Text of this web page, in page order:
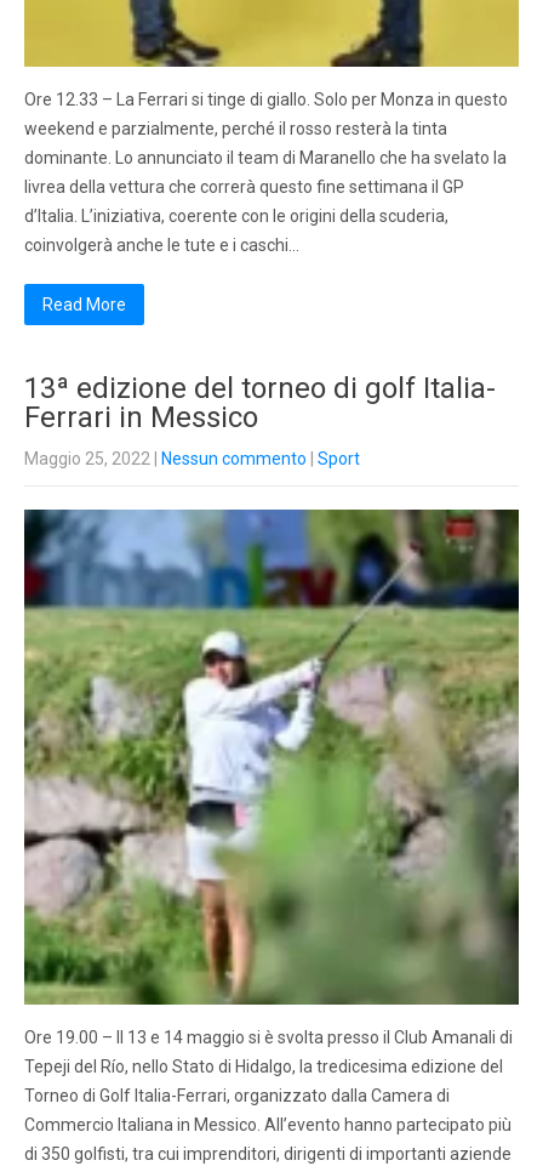
Ore 12.33 – La Ferrari si tinge di giallo. Solo per Monza in questo
weekend e parzialmente, perché il rosso resterà la tinta
dominante. Lo annunciato il team di Maranello che ha svelato la
livrea della vettura che correrà questo fine settimana il GP
d’Italia. L’iniziativa, coerente con le origini della scuderia,
coinvolgerà anche le tute e i caschi…
Read More
13ª edizione del torneo di golf Italia-
Ferrari in Messico
Maggio 25, 2022 Nessun commento Sport
Ore 19.00 – Il 13 e 14 maggio si è svolta presso il Club Amanali di
Tepeji del Río, nello Stato di Hidalgo, la tredicesima edizione del
Torneo di Golf Italia-Ferrari, organizzato dalla Camera di
Commercio Italiana in Messico. All’evento hanno partecipato più
di 350 golfisti, tra cui imprenditori, dirigenti di importanti aziende